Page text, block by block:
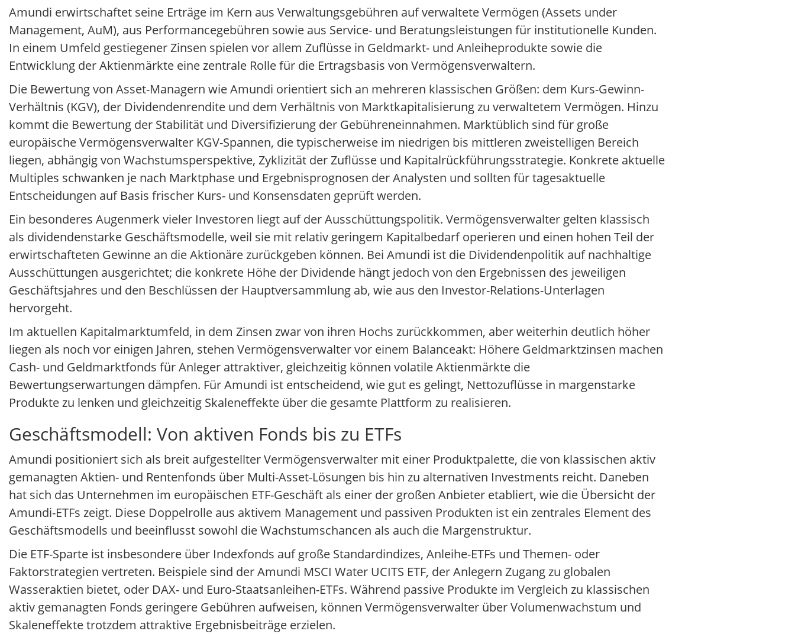
Amundi erwirtschaftet seine Erträge im Kern aus Verwaltungsgebühren auf verwaltete Vermögen (Assets under
Management, AuM), aus Performancegebühren sowie aus Service- und Beratungsleistungen für institutionelle Kunden.
In einem Umfeld gestiegener Zinsen spielen vor allem Zuflüsse in Geldmarkt- und Anleiheprodukte sowie die
Entwicklung der Aktienmärkte eine zentrale Rolle für die Ertragsbasis von Vermögensverwaltern.
Die Bewertung von Asset-Managern wie Amundi orientiert sich an mehreren klassischen Größen: dem Kurs-Gewinn-
Verhältnis (KGV), der Dividendenrendite und dem Verhältnis von Marktkapitalisierung zu verwaltetem Vermögen. Hinzu
kommt die Bewertung der Stabilität und Diversifizierung der Gebühreneinnahmen. Marktüblich sind für große
europäische Vermögensverwalter KGV-Spannen, die typischerweise im niedrigen bis mittleren zweistelligen Bereich
liegen, abhängig von Wachstumsperspektive, Zyklizität der Zuflüsse und Kapitalrückführungsstrategie. Konkrete aktuelle
Multiples schwanken je nach Marktphase und Ergebnisprognosen der Analysten und sollten für tagesaktuelle
Entscheidungen auf Basis frischer Kurs- und Konsensdaten geprüft werden.
Ein besonderes Augenmerk vieler Investoren liegt auf der Ausschüttungspolitik. Vermögensverwalter gelten klassisch
als dividendenstarke Geschäftsmodelle, weil sie mit relativ geringem Kapitalbedarf operieren und einen hohen Teil der
erwirtschafteten Gewinne an die Aktionäre zurückgeben können. Bei Amundi ist die Dividendenpolitik auf nachhaltige
Ausschüttungen ausgerichtet; die konkrete Höhe der Dividende hängt jedoch von den Ergebnissen des jeweiligen
Geschäftsjahres und den Beschlüssen der Hauptversammlung ab, wie aus den Investor-Relations-Unterlagen
hervorgeht.
Im aktuellen Kapitalmarktumfeld, in dem Zinsen zwar von ihren Hochs zurückkommen, aber weiterhin deutlich höher
liegen als noch vor einigen Jahren, stehen Vermögensverwalter vor einem Balanceakt: Höhere Geldmarktzinsen machen
Cash- und Geldmarktfonds für Anleger attraktiver, gleichzeitig können volatile Aktienmärkte die
Bewertungserwartungen dämpfen. Für Amundi ist entscheidend, wie gut es gelingt, Nettozuflüsse in margenstarke
Produkte zu lenken und gleichzeitig Skaleneffekte über die gesamte Plattform zu realisieren.
Geschäftsmodell: Von aktiven Fonds bis zu ETFs
Amundi positioniert sich als breit aufgestellter Vermögensverwalter mit einer Produktpalette, die von klassischen aktiv
gemanagten Aktien- und Rentenfonds über Multi-Asset-Lösungen bis hin zu alternativen Investments reicht. Daneben
hat sich das Unternehmen im europäischen ETF-Geschäft als einer der großen Anbieter etabliert, wie die Übersicht der
Amundi-ETFs zeigt. Diese Doppelrolle aus aktivem Management und passiven Produkten ist ein zentrales Element des
Geschäftsmodells und beeinflusst sowohl die Wachstumschancen als auch die Margenstruktur.
Die ETF-Sparte ist insbesondere über Indexfonds auf große Standardindizes, Anleihe-ETFs und Themen- oder
Faktorstrategien vertreten. Beispiele sind der Amundi MSCI Water UCITS ETF, der Anlegern Zugang zu globalen
Wasseraktien bietet, oder DAX- und Euro-Staatsanleihen-ETFs. Während passive Produkte im Vergleich zu klassischen
aktiv gemanagten Fonds geringere Gebühren aufweisen, können Vermögensverwalter über Volumenwachstum und
Skaleneffekte trotzdem attraktive Ergebnisbeiträge erzielen.